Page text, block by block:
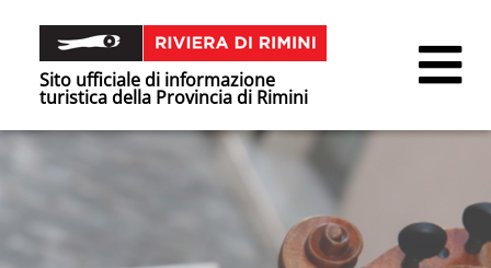
Sito ufficiale di informazione
turistica della Provincia di Rimini